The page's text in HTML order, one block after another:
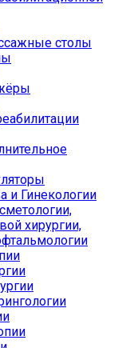
столы
и Гинекологии
хирургии,